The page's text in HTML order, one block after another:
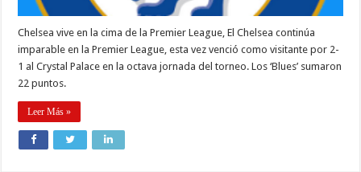
Chelsea vive en la cima de la Premier League, El Chelsea continúa
imparable en la Premier League, esta vez venció como visitante por 2-
1 al Crystal Palace en la octava jornada del torneo. Los ‘Blues’ sumaron
22 puntos.
Leer Más »